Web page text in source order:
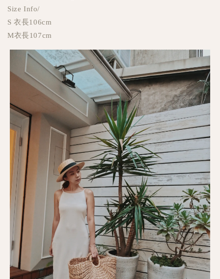
Size Info/
S 衣長106cm
M衣長107cm